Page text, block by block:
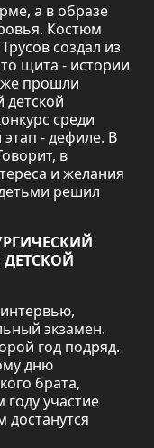
а в образе
Костюм
создал из
щита - истории
прошли
среди
- дефиле. В
в
и желания
решил
экзамен.
год подряд.
дню
брата,
участие